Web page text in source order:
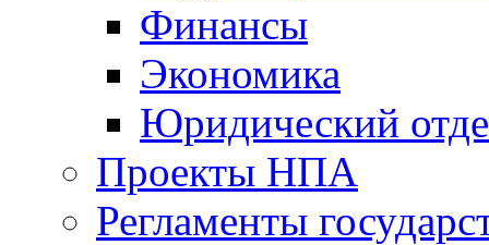
Финансы
Экономика
Юридический
Проекты НПА
Регламенты